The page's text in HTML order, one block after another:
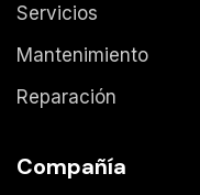
Servicios
Mantenimiento
Reparación
Compañía